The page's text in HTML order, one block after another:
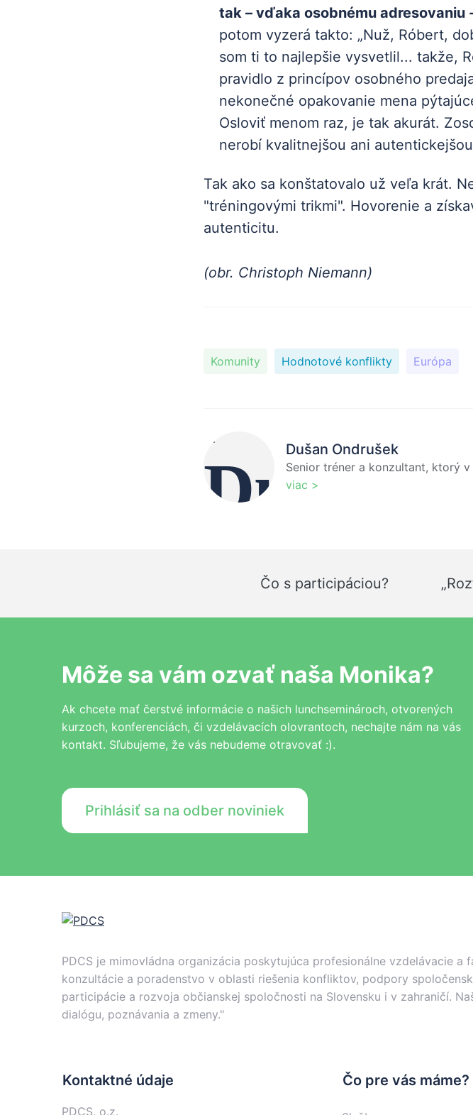
tak – vďaka osobnému adresovaniu
potom vyzerá takto: „Nuž, Róbert,
som ti to najlepšie vysvetlil... takže,
pravidlo z princípov osobného
nekonečné opakovanie mena
Osloviť menom raz, je tak akurát.
nerobí kvalitnejšou ani
Tak ako sa konštatovalo už veľa krát.
"tréningovými trikmi". Hovorenie a
autenticitu.
(obr. Christoph Niemann)
Komunity Hodnotové konflikty Európa
Dušan Ondrušek
Senior tréner a konzultant, ktorý v
viac >
Čo s participáciou?
Môže sa vám ozvať naša Monika?
Ak chcete mať čerstvé informácie o našich lunchseminároch, otvorených
kurzoch, konferenciách, či vzdelávacích olovrantoch, nechajte nám na vás
kontakt. Sľubujeme, že vás nebudeme otravovať :).
Prihlásiť sa na odber noviniek
PDCS je mimovládna organizácia poskytujúca profesionálne vzdelávacie a
konzultácie a poradenstvo v oblasti riešenia konfliktov, podpory
participácie a rozvoja občianskej spoločnosti na Slovensku i v zahraničí.
dialógu, poznávania a zmeny."
Kontaktné údaje
PDCS, o.z.
Čo pre vás máme?